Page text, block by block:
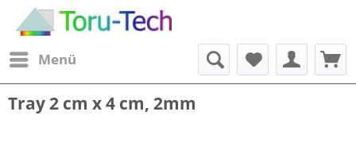
Menü
Tray 2 cm x 4 cm, 2mm